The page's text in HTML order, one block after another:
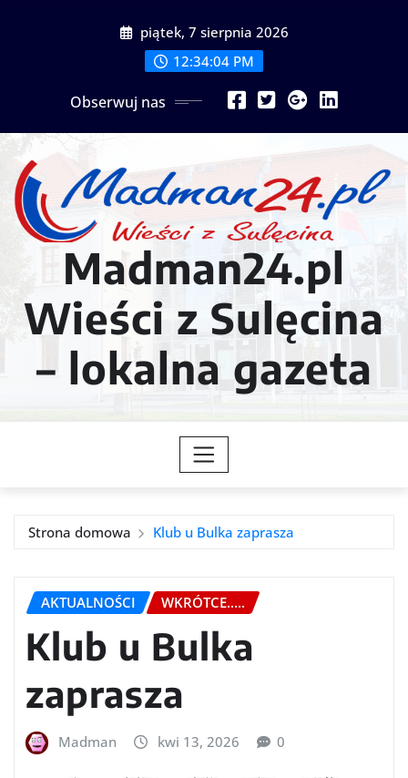
piątek, 7 sierpnia 2026
12:34:07 PM
Obserwuj nas
Madman24.pl
Wieści z Sulęcina
– lokalna gazeta
Strona domowa Klub u Bulka zaprasza
AKTUALNOŚCI WKRÓTCE.....
Klub u Bulka
zaprasza
Madman kwi 13, 2026 0